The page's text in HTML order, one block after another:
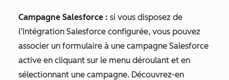
Campagne Salesforce : si vous disposez de
l’intégration Salesforce configurée, vous pouvez
associer un formulaire à une campagne Salesforce
active en cliquant sur le menu déroulant et en
sélectionnant une campagne. Découvrez-en